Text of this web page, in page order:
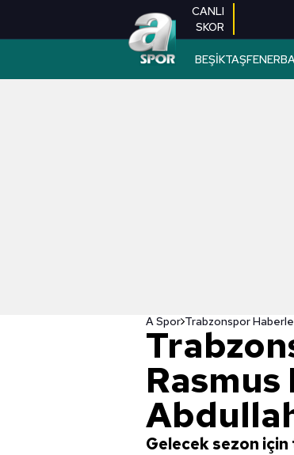
CANLI
SKOR
BEŞİKTAŞ
A Spor Trabzonspor
Gelecek sezon